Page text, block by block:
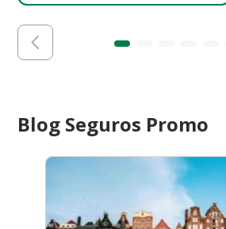
Blog Seguros Promo